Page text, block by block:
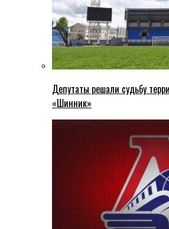
Депутаты решали судьбу
«Шинник»